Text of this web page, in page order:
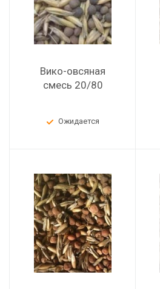
Вико-овсяная
смесь 20/80
Ожидается